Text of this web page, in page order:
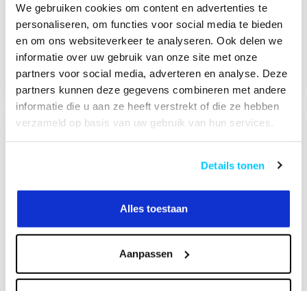
We gebruiken cookies om content en advertenties te
personaliseren, om functies voor social media te bieden
en om ons websiteverkeer te analyseren. Ook delen we
informatie over uw gebruik van onze site met onze
partners voor social media, adverteren en analyse. Deze
partners kunnen deze gegevens combineren met andere
informatie die u aan ze heeft verstrekt of die ze hebben
verzameld op basis van uw gebruik van hun services.
Details tonen
Alles toestaan
Aanpassen
D550D3BLACK
monitorbeugel
€99,00
Op voorraad
D700D3 Monitorbeugel
€229,00
Op voorraad
D960D3 Monitorbeugel
Neomounts NM-
D135D3BLACK
Monitorbeugel